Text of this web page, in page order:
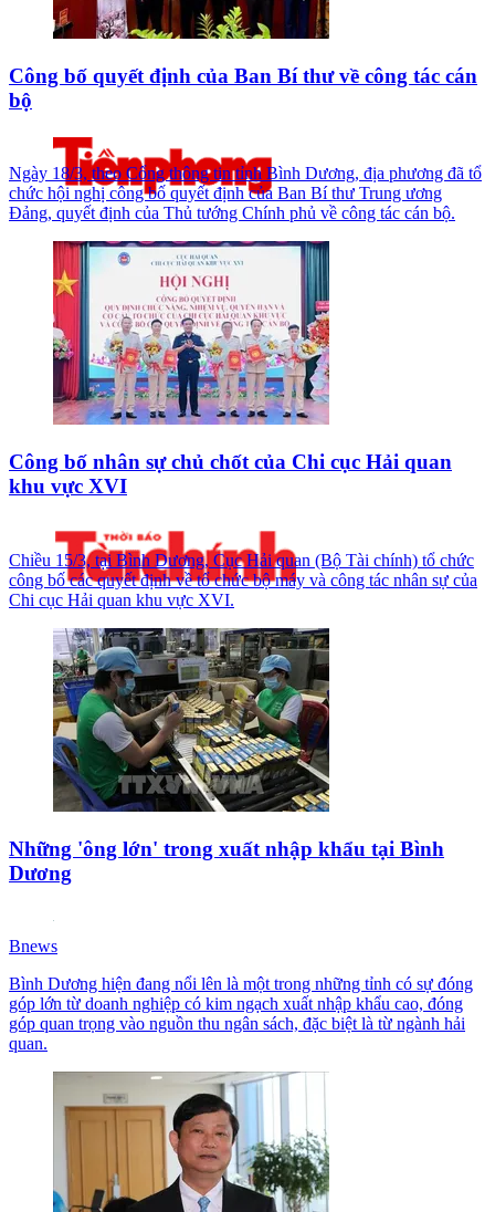
Công bố quyết định của Ban Bí thư về công tác cán
bộ
Ngày 18/3, theo Cổng thông tin tỉnh Bình Dương, địa phương đã tổ
chức hội nghị công bố quyết định của Ban Bí thư Trung ương
Đảng, quyết định của Thủ tướng Chính phủ về công tác cán bộ.
Công bố nhân sự chủ chốt của Chi cục Hải quan
khu vực XVI
Chiều 15/3, tại Bình Dương, Cục Hải quan (Bộ Tài chính) tổ chức
công bố các quyết định về tổ chức bộ máy và công tác nhân sự của
Chi cục Hải quan khu vực XVI.
Những 'ông lớn' trong xuất nhập khẩu tại Bình
Dương
Bnews
Bình Dương hiện đang nổi lên là một trong những tỉnh có sự đóng
góp lớn từ doanh nghiệp có kim ngạch xuất nhập khẩu cao, đóng
góp quan trọng vào nguồn thu ngân sách, đặc biệt là từ ngành hải
quan.